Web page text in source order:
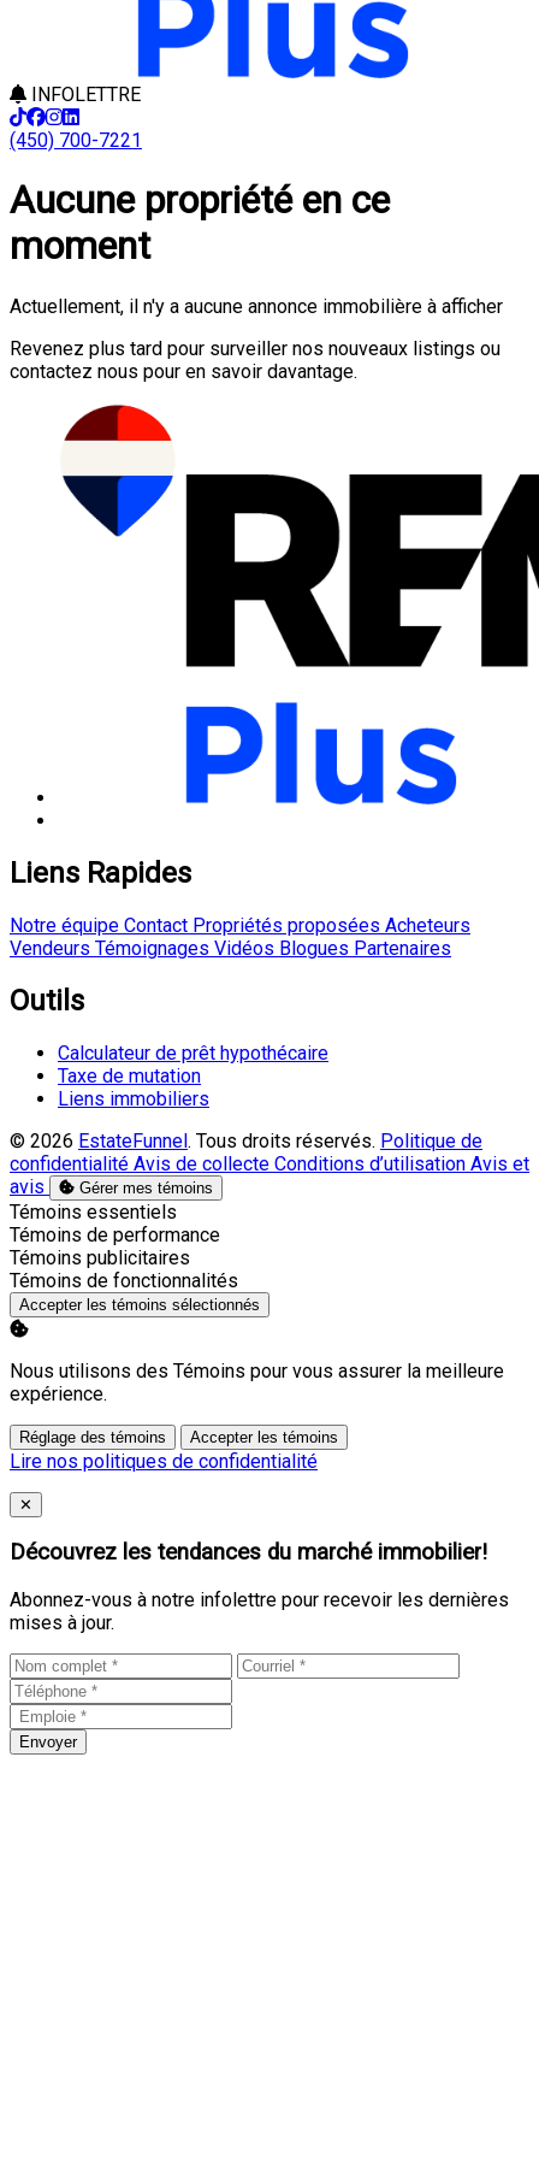
INFOLETTRE
(450) 700-7221
Aucune propriété en ce
moment
Actuellement, il n'y a aucune annonce immobilière à afficher
Revenez plus tard pour surveiller nos nouveaux listings ou
contactez nous pour en savoir davantage.
Liens Rapides
Notre équipe Contact Propriétés proposées Acheteurs
Vendeurs Témoignages Vidéos Blogues Partenaires
Outils
Calculateur de prêt hypothécaire
Taxe de mutation
Liens immobiliers
© 2026 EstateFunnel. Tous droits réservés. Politique de
confidentialité Avis de collecte Conditions d’utilisation Avis et
avis
Gérer mes témoins
Activer
Témoins essentiels
Activer
Témoins de performance
Activer
Témoins publicitaires
Activer
Témoins de fonctionnalités
Accepter les témoins sélectionnés
Nous utilisons des Témoins pour vous assurer la meilleure
expérience.
Réglage des témoins Accepter les témoins
Lire nos politiques de confidentialité
Close
✕
Découvrez les tendances du marché immobilier!
Abonnez-vous à notre infolettre pour recevoir les dernières
mises à jour.
Envoyer